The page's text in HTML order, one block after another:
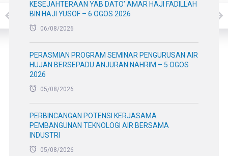
KESEJAHTERAAN YAB DATO’ AMAR HAJI FADILLAH
BIN HAJI YUSOF – 6 OGOS 2026
06/08/2026
PERASMIAN PROGRAM SEMINAR PENGURUSAN AIR
HUJAN BERSEPADU ANJURAN NAHRIM – 5 OGOS
2026
05/08/2026
PERBINCANGAN POTENSI KERJASAMA
PEMBANGUNAN TEKNOLOGI AIR BERSAMA
INDUSTRI
05/08/2026